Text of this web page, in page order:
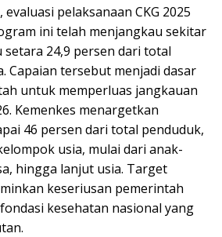
pelaksanaan CKG 2025
ini telah menjangkau sekitar
24,9 persen dari total
Capaian tersebut menjadi dasar
untuk memperluas jangkauan
Kemenkes menargetkan
46 persen dari total penduduk,
usia, mulai dari anak-
hingga lanjut usia. Target
keseriusan pemerintah
kesehatan nasional yang